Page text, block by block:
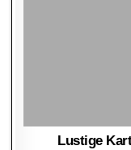
Lustige